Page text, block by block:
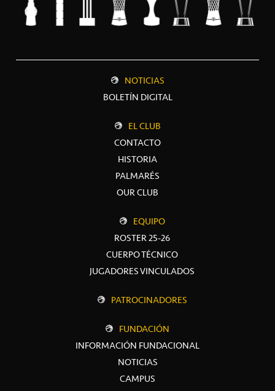
NOTICIAS
BOLETÍN DIGITAL
EL CLUB
CONTACTO
HISTORIA
PALMARÉS
OUR CLUB
EQUIPO
ROSTER 25-26
CUERPO TÉCNICO
JUGADORES VINCULADOS
PATROCINADORES
FUNDACIÓN
INFORMACIÓN FUNDACIONAL
NOTICIAS
CAMPUS